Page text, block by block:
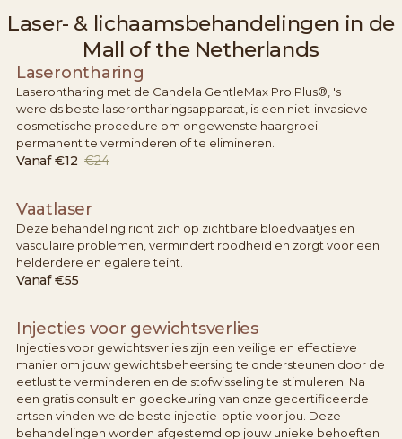
Laser- & lichaamsbehandelingen in de
Mall of the Netherlands
Laserontharing
Laserontharing met de Candela GentleMax Pro Plus®, 's
werelds beste laserontharingsapparaat, is een niet-invasieve
cosmetische procedure om ongewenste haargroei
permanent te verminderen of te elimineren.
Vanaf €12 €24
Vaatlaser
Deze behandeling richt zich op zichtbare bloedvaatjes en
vasculaire problemen, vermindert roodheid en zorgt voor een
helderdere en egalere teint.
Vanaf €55
Injecties voor gewichtsverlies
Injecties voor gewichtsverlies zijn een veilige en effectieve
manier om jouw gewichtsbeheersing te ondersteunen door de
eetlust te verminderen en de stofwisseling te stimuleren. Na
een gratis consult en goedkeuring van onze gecertificeerde
artsen vinden we de beste injectie-optie voor jou. Deze
behandelingen worden afgestemd op jouw unieke behoeften